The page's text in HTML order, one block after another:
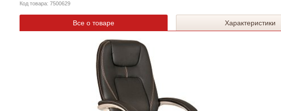
Код товара: 7500629
Все о товаре Характеристики